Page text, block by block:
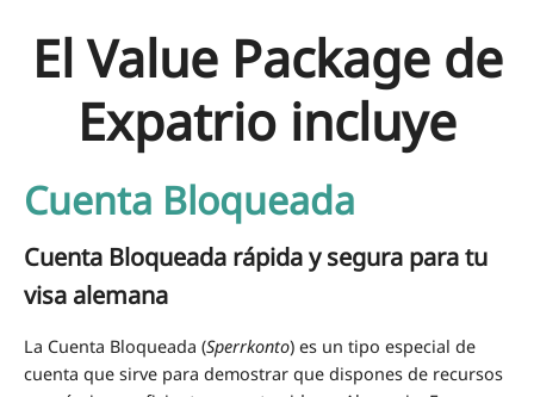
El Value Package de
Expatrio incluye
Cuenta Bloqueada
Cuenta Bloqueada rápida y segura para tu
visa alemana
La Cuenta Bloqueada (Sperrkonto) es un tipo especial de
cuenta que sirve para demostrar que dispones de recursos